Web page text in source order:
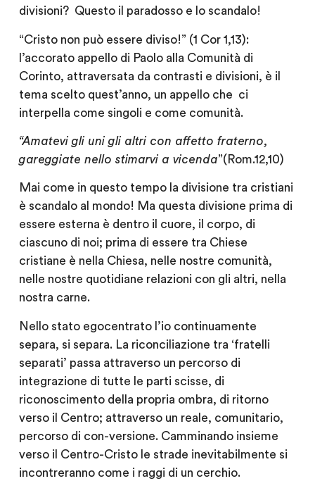
divisioni? Questo il paradosso e lo scandalo!
“Cristo non può essere diviso!” (1 Cor 1,13):
l’accorato appello di Paolo alla Comunità di
Corinto, attraversata da contrasti e divisioni, è il
tema scelto quest’anno, un appello che ci
interpella come singoli e come comunità.
“Amatevi gli uni gli altri con affetto fraterno,
gareggiate nello stimarvi a vicenda”(Rom.12,10)
Mai come in questo tempo la divisione tra cristiani
è scandalo al mondo! Ma questa divisione prima di
essere esterna è dentro il cuore, il corpo, di
ciascuno di noi; prima di essere tra Chiese
cristiane è nella Chiesa, nelle nostre comunità,
nelle nostre quotidiane relazioni con gli altri, nella
nostra carne.
Nello stato egocentrato l’io continuamente
separa, si separa. La riconciliazione tra ‘fratelli
separati’ passa attraverso un percorso di
integrazione di tutte le parti scisse, di
riconoscimento della propria ombra, di ritorno
verso il Centro; attraverso un reale, comunitario,
percorso di con-versione. Camminando insieme
verso il Centro-Cristo le strade inevitabilmente si
incontreranno come i raggi di un cerchio.